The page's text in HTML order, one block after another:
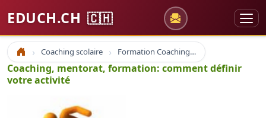
EDUCH.CH 🇨🇭
Accueil Coaching scolaire Formation Coaching Atelier
Coaching, mentorat, formation: comment définir
votre activité